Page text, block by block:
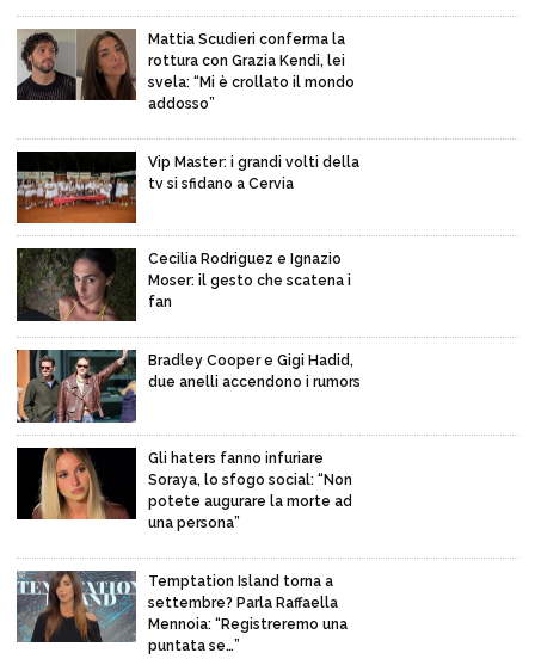
Mattia Scudieri conferma la
rottura con Grazia Kendi, lei
svela: “Mi è crollato il mondo
addosso”
Vip Master: i grandi volti della
tv si sfidano a Cervia
Cecilia Rodriguez e Ignazio
Moser: il gesto che scatena i
fan
Bradley Cooper e Gigi Hadid,
due anelli accendono i rumors
Gli haters fanno infuriare
Soraya, lo sfogo social: “Non
potete augurare la morte ad
una persona”
Temptation Island torna a
settembre? Parla Raffaella
Mennoia: “Registreremo una
puntata se…”